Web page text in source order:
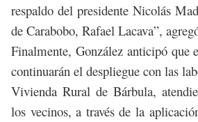
respaldo del presidente Nicolás
de Carabobo, Rafael Lacava”,
Finalmente, González anticipó que
continuarán el despliegue con las
Vivienda Rural de Bárbula,
los vecinos, a través de la